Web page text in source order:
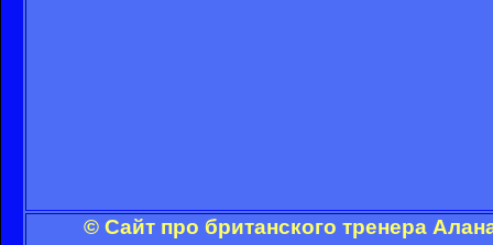
© Сайт про британского тренера